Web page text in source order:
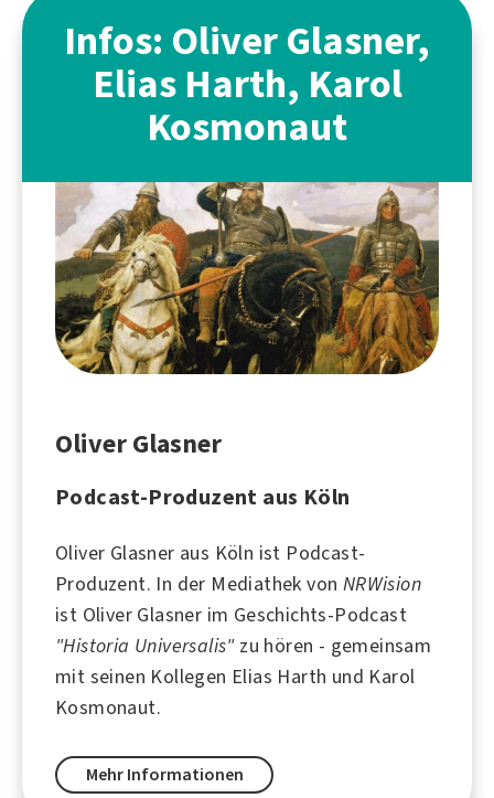
Infos: Oliver Glasner,
Elias Harth, Karol
Kosmonaut
Oliver Glasner
Podcast-Produzent aus Köln
Oliver Glasner aus Köln ist Podcast-
Produzent. In der Mediathek von NRWision
ist Oliver Glasner im Geschichts-Podcast
"Historia Universalis"zu hören - gemeinsam
mit seinen Kollegen Elias Harth und Karol
Kosmonaut.
Mehr Informationen